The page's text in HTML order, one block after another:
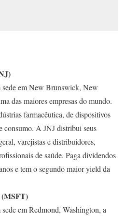
sede em New Brunswick, New
das maiores empresas do mundo.
farmacêutica, de dispositivos
consumo. A JNJ distribui seus
varejistas e distribuidores,
de saúde. Paga dividendos
e tem o segundo maior yield da
em Redmond, Washington, a